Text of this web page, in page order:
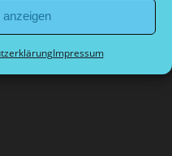
anzeigen
Impressum